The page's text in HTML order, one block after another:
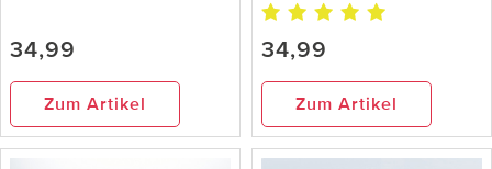
34,99
Zum Artikel
34,99
Zum Artikel